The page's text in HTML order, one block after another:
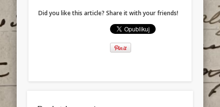
Did you like this article? Share it with your friends!